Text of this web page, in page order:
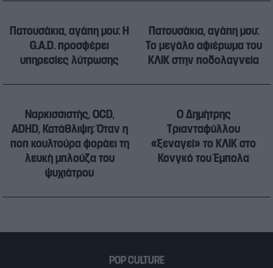
Πατουσάκια, αγάπη μου: Η
G.A.D. προσφέρει
υπηρεσίες λύτρωσης
Πατουσάκια, αγάπη μου:
Το μεγάλο αφιέρωμα του
ΚΛΙΚ στην ποδολαγνεία
Ναρκισσιστής, OCD,
ADHD, Κατάθλιψη: Όταν η
ποπ κουλτούρα φοράει τη
λευκή μπλούζα του
ψυχιάτρου
Ο Δημήτρης
Τριανταφύλλου
«ξεναγεί» το ΚΛΙΚ στο
Κονγκό του Έμπολα
POP CULTURE